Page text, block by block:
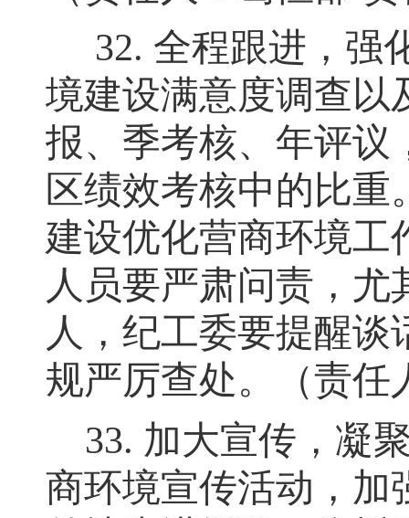
32. 全程跟进 ， 强
境建设满意度调查以
报、季考核、年评议
区绩效考核中的比重
建设优化营商环境工
人员要严肃问责，
人 ， 纪工委要提醒谈
规严厉查处。
（责
33. 加大宣传 ， 凝
商环境宣传活动 ， 加